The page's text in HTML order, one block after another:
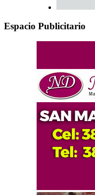
Espacio Publicitario